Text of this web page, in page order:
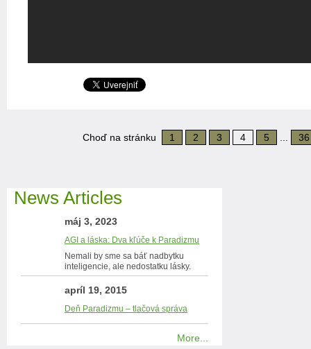
Choď na stránku 1 2 3 4 5 36
News Articles
máj 3, 2023
AGI a láska: Dva kľúče k Paradizmu
Nemali by sme sa báť nadbytku
inteligencie, ale nedostatku lásky.
apríl 19, 2015
Deň Paradizmu – tlačová správa
More...